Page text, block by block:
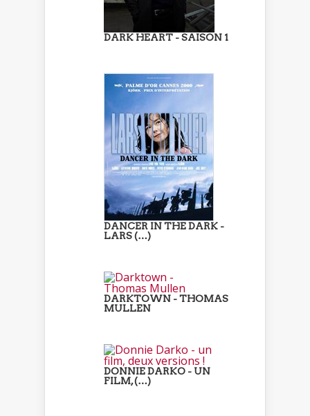
DARK HEART - SAISON 1
DANCER IN THE DARK -
LARS (…)
DARKTOWN - THOMAS
MULLEN
DONNIE DARKO - UN
FILM, (…)